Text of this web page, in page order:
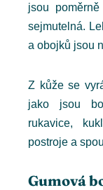
jsou
sejmutelná.
a obojků jsou
Z kůže se
jako jsou
rukavice,
postroje a
Gumová